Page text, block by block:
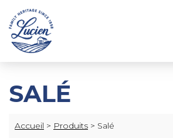
SALÉ
Accueil > Produits > Salé